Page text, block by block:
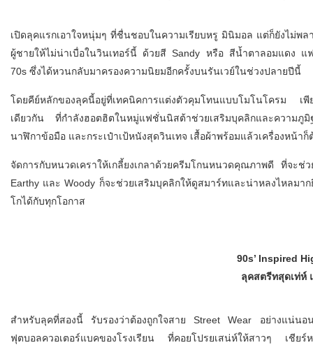
เปิดลุคแรกเอาใจหนุ่มๆ ที่ชื่นชอบในความเรียบหรู มินิมอล แต่ก็ยังไม่
ผู้ชายให้ไม่น่าเบื่อในวินเทอร์นี้ ด้วยสี Sandy หรือ สีน้ำตาลอมแดง
70s ซึ่งได้หวนกลับมาครองความนิยมอีกครั้งบนรันเวย์ในช่วงปลายปีนี้
โดยคีย์หลักของลุคนี้อยู่ที่เทคนิคการแต่งตัวคุมโทนแบบโมโนโครม เ
เดียวกัน ที่กำลังฮอตฮิตในหมู่แฟชั่นนิสต้าช่วยเสริมบุคลิกและความภูมิ
นาฬิกาข้อมือ และกระเป๋าเป้หนังสุดวินเทจ เสื้อผ้าพร้อมแล้วเครื่องหน้าก็
จัดการกับหนวดเคราให้เกลี้ยงเกลาด้วยครีมโกนหนวดคุณภาพดี ที่จะ
Earthy และ Woody ก็จะช่วยเสริมบุคลิกให้ดูสมาร์ทและน่าหลงไหลม
โกได้กับทุกโอกาส
90s’ Inspired
ลุคสตรีทสุดเท่ห์
สำหรับลุคที่สองนี้ รับรองว่าต้องถูกใจสาย Street Wear อย่างแน่น
ฟุตบอลควอเตอร์แบคของโรงเรียน ที่คอยโปรยเสน่ห์ให้สาวๆ เชียร์